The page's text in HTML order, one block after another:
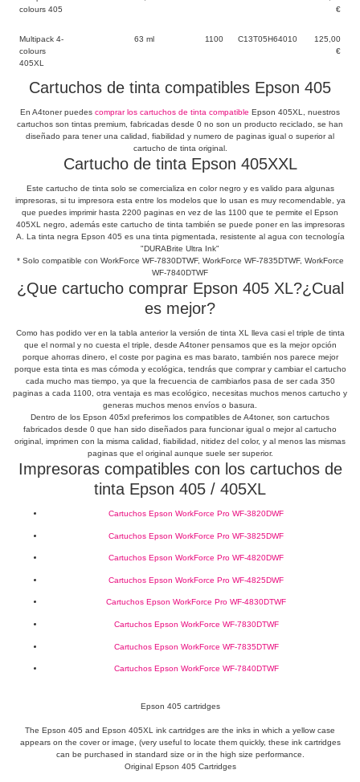
colours 405
€
Multipack 4-
colours
405XL
63 ml 1100 C13T05H64010
125,00
€
Cartuchos de tinta compatibles Epson 405
En A4toner puedes comprar los cartuchos de tinta compatible Epson 405XL, nuestros
cartuchos son tintas premium, fabricadas desde 0 no son un producto reciclado, se han
diseñado para tener una calidad, fiabilidad y numero de paginas igual o superior al
cartucho de tinta original.
Cartucho de tinta Epson 405XXL
Este cartucho de tinta solo se comercializa en color negro y es valido para algunas
impresoras, si tu impresora esta entre los modelos que lo usan es muy recomendable, ya
que puedes imprimir hasta 2200 paginas en vez de las 1100 que te permite el Epson
405XL negro, además este cartucho de tinta también se puede poner en las impresoras
A. La tinta negra Epson 405 es una tinta pigmentada, resistente al agua con tecnología
"DURABrite Ultra Ink"
* Solo compatible con WorkForce WF-7830DTWF, WorkForce WF-7835DTWF, WorkForce
WF-7840DTWF
¿Que cartucho comprar Epson 405 XL?¿Cual
es mejor?
Como has podido ver en la tabla anterior la versión de tinta XL lleva casi el triple de tinta
que el normal y no cuesta el triple, desde A4toner pensamos que es la mejor opción
porque ahorras dinero, el coste por pagina es mas barato, también nos parece mejor
porque esta tinta es mas cómoda y ecológica, tendrás que comprar y cambiar el cartucho
cada mucho mas tiempo, ya que la frecuencia de cambiarlos pasa de ser cada 350
paginas a cada 1100, otra ventaja es mas ecológico, necesitas muchos menos cartucho y
generas muchos menos envíos o basura.
Dentro de los Epson 405xl preferimos los compatibles de A4toner, son cartuchos
fabricados desde 0 que han sido diseñados para funcionar igual o mejor al cartucho
original, imprimen con la misma calidad, fiabilidad, nitidez del color, y al menos las mismas
paginas que el original aunque suele ser superior.
Impresoras compatibles con los cartuchos de
tinta Epson 405 / 405XL
Cartuchos Epson WorkForce Pro WF-3820DWF
Cartuchos Epson WorkForce Pro WF-3825DWF
Cartuchos Epson WorkForce Pro WF-4820DWF
Cartuchos Epson WorkForce Pro WF-4825DWF
Cartuchos Epson WorkForce Pro WF-4830DTWF
Cartuchos Epson WorkForce WF-7830DTWF
Cartuchos Epson WorkForce WF-7835DTWF
Cartuchos Epson WorkForce WF-7840DTWF
Epson 405 cartridges
The Epson 405 and Epson 405XL ink cartridges are the inks in which a yellow case
appears on the cover or image, (very useful to locate them quickly, these ink cartridges
can be purchased in standard size or in the high size performance.
Original Epson 405 Cartridges